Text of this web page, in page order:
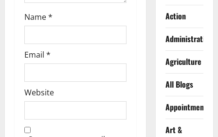
Name*
Email *
Website
Action
Administration
Agriculture
All Blogs
Appointments
Art &